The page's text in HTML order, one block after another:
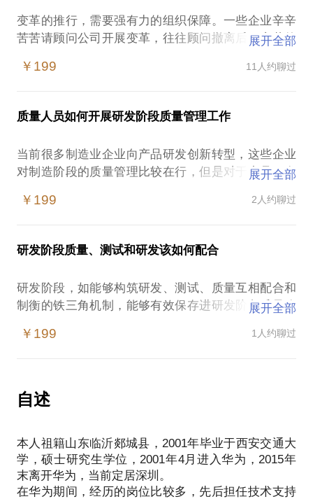
不同。华为的研发管理体系详细方案，实际上是华为
早期的IPD变革核心成员和顾问经过几个月的封闭而
定制化出来的，也就是说，华为推行的方案已经是充
的，脱离了这个条件，变革是无法成功的。另一方
事长亲自面试挑选的精兵强将，他们都具备强大的变
革方案适配能力。正式因为不了解这个背景，目前很
多企业在变革过程中，过分依赖顾问，而自己的人员
投入很少，组建的变革小组也多是新人，制定出的方
变革的推行，需要强有力的组织保障。一些企业辛辛
苦苦请顾问公司开展变革，往往顾问撤离后，变革的
革推行组织。
在变革初期，就成立了集团层面的IPD流程管理部，
统一管理集团层面的IPD流程文件，并每年将IPD优化
个产品线进行宣传和推行工作，而在各个产品线，则
成立了质量与运营部，每个产品线的质量运营部下，
则包含若干质量保证人员（PQA），产品线PQA向上
个产品开发团队，并负责在产品线的各项目团队落实
同时，H公司的流程部和业界很多公司的流程部的定
位是不同的，业界很多公司把流程人员定位为文控
员，往往安排一些新人或秘书负责该岗位的工作，而
H公司则要求流程人员要了解业务现状，能够发现业
作，因此，H公司的流程人员定位的是变革专家，这
是很多公司做不到的。
展变革推行的方式，是值得借鉴的，即使在一些很小
的公司，虽然无法建立这么多的部门，但是至少是可
展开全部
￥199 11人约聊过
质量人员如何开展研发阶段质量管理工作
当前很多制造业企业向产品研发创新转型，这些企业
对制造阶段的质量管理比较在行，但是对于产品研发
研发阶段质量管理工作涉及范围比较广泛，包括工作
位的人员来说，该如何开展质量管理工作呢？其本质
是通过保证过程的质量来确保工作输出的质量。这里
然的；2.过程好，工作结果不好，是临时的； 3.过程
不好，工作结果好，是偶然的；4.过程不好，工作结
果不好，是必然的。
评估，关键问题质量回溯，质量策划、过程度量分析
展开全部
￥199 2人约聊过
研发阶段质量、测试和研发该如何配合
研发阶段，如能够构筑研发、测试、质量互相配合和
制衡的铁三角机制，能够有效保存进研发阶段质量改
量、测试铁三角运作的基础条件，其中重点是：
展开全部
￥199 1人约聊过
自述
本人祖籍山东临沂郯城县，2001年毕业于西安交通大
学，硕士研究生学位，2001年4月进入华为，2015年
末离开华为，当前定居深圳。
在华为期间，经历的岗位比较多，先后担任技术支持